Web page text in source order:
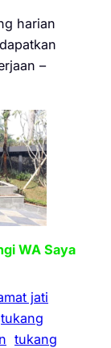
harian
–
WA Saya
jati
tukang
tukang